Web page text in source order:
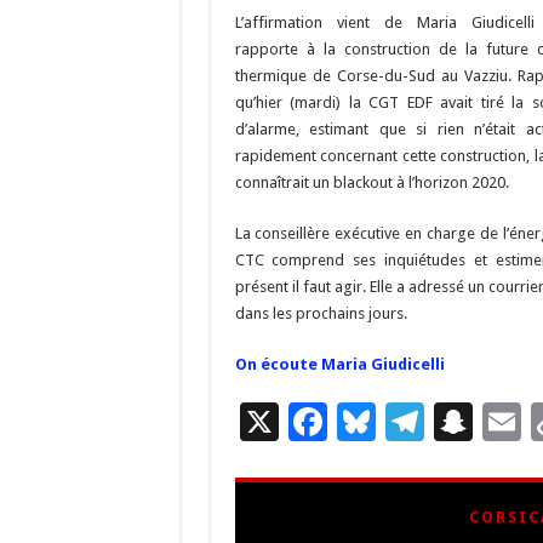
o
o
k
a
m
c
h
at
L’affirmation vient de Maria
rapporte à la construction de la future
thermique de Corse-du-Sud au Vazziu.
qu’hier (mardi) la CGT EDF avait tiré la
d’alarme, estimant que si rien n’était
rapidement concernant cette construction,
connaîtrait un blackout à l’horizon 2020.
La conseillère exécutive en charge de
CTC comprend ses inquiétudes et
présent il faut agir. Elle a adressé un
dans les prochains jours.
On écoute Maria Giudicelli
X F
Bl T S
a
E